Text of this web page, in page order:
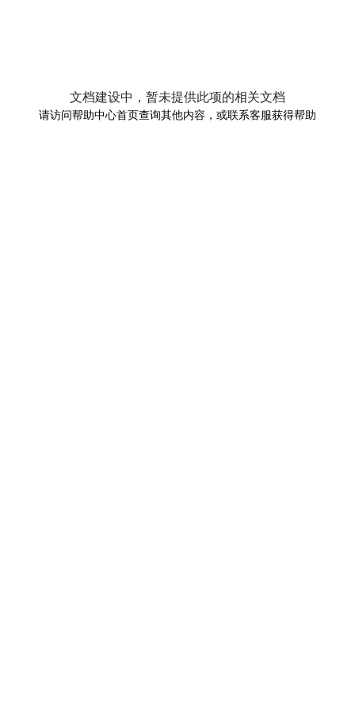
文档建设中，暂未提供此项的相关文档
请访问帮助中心首页查询其他内容，或联系客服获得帮助